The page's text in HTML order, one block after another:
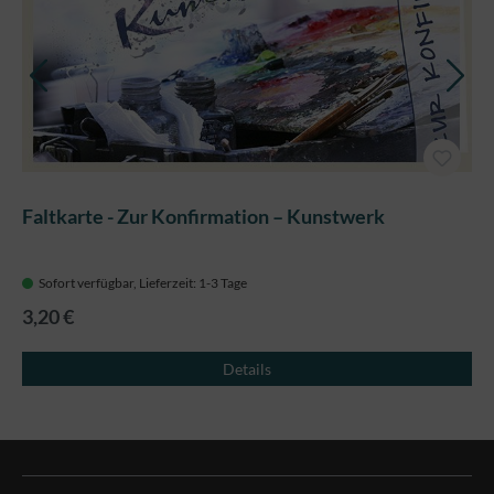
Faltkarte - Zur Konfirmation – Kunstwerk
Sofort verfügbar, Lieferzeit: 1-3 Tage
3,20 €
Details